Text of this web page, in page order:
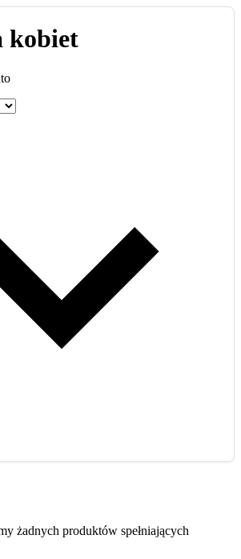
kobiet
żadnych produktów spełniających